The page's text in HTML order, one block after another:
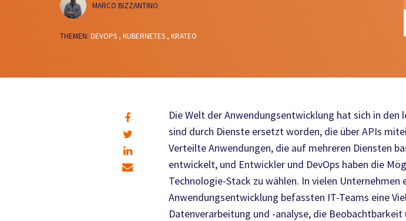
MARCO BIZZANTINO
THEMEN: DEVOPS , KUBERNETES , KRATEO
Die Welt der Anwendungsentwicklung hat sich in
sind durch Dienste ersetzt worden, die über APIs
Verteilte Anwendungen, die auf mehreren Diensten
entwickelt, und Entwickler und DevOps haben die
Technologie-Stack zu wählen. In vielen
Anwendungsentwicklung befassten IT-Teams eine
Datenverarbeitung und -analyse, die